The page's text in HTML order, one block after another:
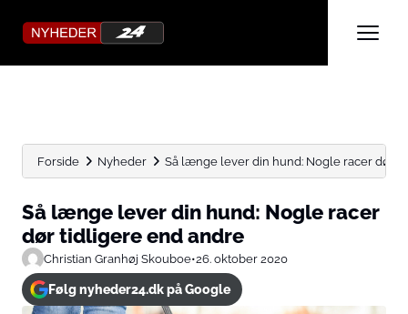
Forside Nyheder Så længe lever din hund: Nogle racer dør
Så længe lever din hund: Nogle racer
dør tidligere end andre
Christian Granhøj Skouboe•26. oktober 2020
Følg nyheder24.dk på Google